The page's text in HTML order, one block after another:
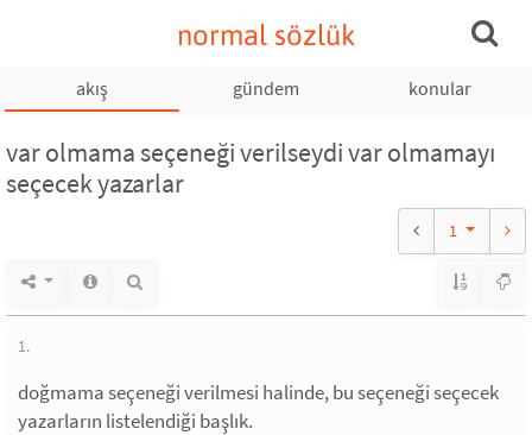
normal sözlük
akış gündem konular
var olmama seçeneği verilseydi var olmamayı
seçecek yazarlar
1
1.
doğmama seçeneği verilmesi halinde, bu seçeneği seçecek
yazarların listelendiği başlık.